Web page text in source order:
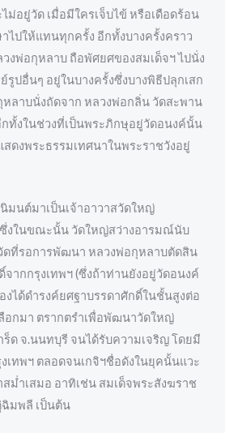
ม่อยู่วัด เมื่อมีใครเจ็บไข้ หรือเดือดร้อน
ไปให้แทนทุกครั้ง อีกทั้งบางครั้งคราว
วงพ่อกุหลาบ ถือพัศยศของสมเด็จฯ ไปนั่ง
รูปอื่นๆ อยู่ในบางครั้งซึ่งบางพิธีปลุกเสก
หลาบนั่งถัดจาก หลวงพ่อกลิ่น วัดสะพาน
กทั้งในช่วงที่เป็นพระภิกษุอยู่วัดอนงค์นั้น
ดงพระธรรมเทศนาในพระราชวังอยู่
มนต์มาเป็นเจ้าอาวาสวัดใหญ่
ซึ่งในขณะนั้น วัดใหญ่สว่างอารมณ์นับ
วัดที่รอการพัฒนา หลวงพ่อกุหลาบตัดสิน
จากกรุงเทพฯ (ซึ่งถ้าท่านยังอยู่วัดอนงค์
งได้ดำรงค์ยศฐาบรรดาศักดิ์ในชั้นสูงต่อ
อกมา ตรากตรำเพื่อพัฒนาวัดใหญ่
ด จ.นนทบุรี จนได้รับความเจริญ โดยมี
เทพฯ ตลอดจนเกจิฯชื่อดังในยุคนั้นแวะ
สม่ำเสมอ อาทิเช่น สมเด็จพระสังฆราช
ฉิมพลี เป็นต้น